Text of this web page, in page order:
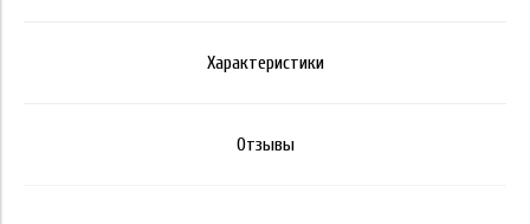
Характеристики
Отзывы